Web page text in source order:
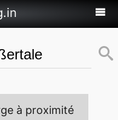
à proximité